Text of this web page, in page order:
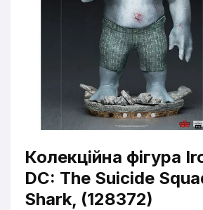
Колекційна фігура
DC: The Suicide
Shark, (128372)